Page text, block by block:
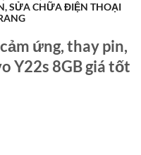
SỬA CHỮA ĐIỆN THOẠI
ứng, thay pin,
Y22s 8GB giá tốt